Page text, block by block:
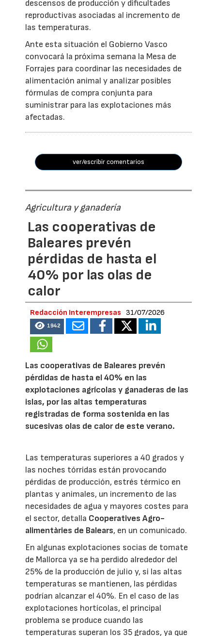
descensos de producción y dificultades
reproductivas asociadas al incremento de
las temperaturas.
Ante esta situación el Gobierno Vasco
convocará la próxima semana la Mesa de
Forrajes para coordinar las necesidades de
alimentación animal y analizar posibles
fórmulas de compra conjunta para
suministrar para las explotaciones más
afectadas.
ver/escribir comentarios
Agricultura y ganadería
Las cooperativas de
Baleares prevén
pérdidas de hasta el
40% por las olas de
calor
Redacción Interempresas 31/07/2026
1942
Las cooperativas de Baleares prevén
pérdidas de hasta el 40% en las
explotaciones agrícolas y ganaderas de las
islas, por las altas temperaturas
registradas de forma sostenida en las
sucesivas olas de calor de este verano.
Las temperaturas superiores a 40 grados y
las noches tórridas están provocando
pérdidas de producción, estrés térmico en
plantas y animales, un incremento de las
necesidades de agua y mayores costes para
el sector, detalla Cooperatives Agro-
alimentàries de Balears, en un comunicado.
En algunas explotaciones socias de tomate
de Mallorca ya se ha perdido alrededor del
25% de la producción de julio y, si las altas
temperaturas se mantienen, las pérdidas
podrían alcanzar el 40%. En el caso de las
explotaciones hortícolas, el principal
problema se produce cuando las
temperaturas superan los 35 grados, ya que